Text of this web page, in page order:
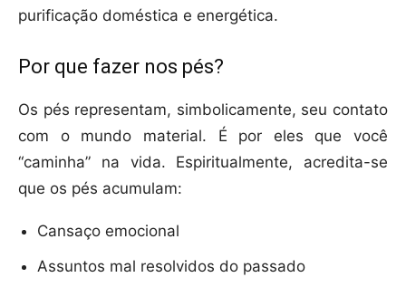
purificação doméstica e energética.
Por que fazer nos pés?
Os pés representam, simbolicamente, seu contato
com o mundo material. É por eles que você
“caminha” na vida. Espiritualmente, acredita-se
que os pés acumulam:
Cansaço emocional
Assuntos mal resolvidos do passado